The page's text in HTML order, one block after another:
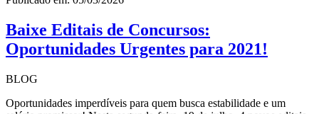
Baixe Editais de Concursos:
Oportunidades Urgentes para 2021!
BLOG
Oportunidades imperdíveis para quem busca estabilidade e um